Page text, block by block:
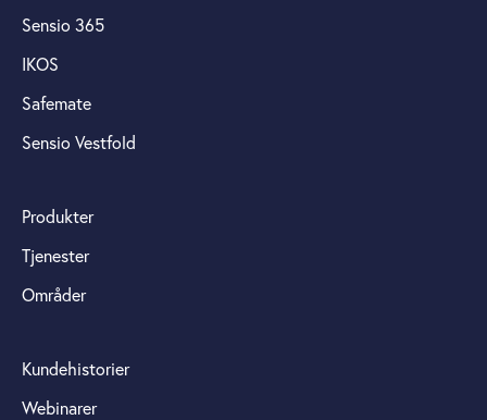
Sensio 365
IKOS
Safemate
Sensio Vestfold
Produkter
Tjenester
Områder
Kundehistorier
Webinarer